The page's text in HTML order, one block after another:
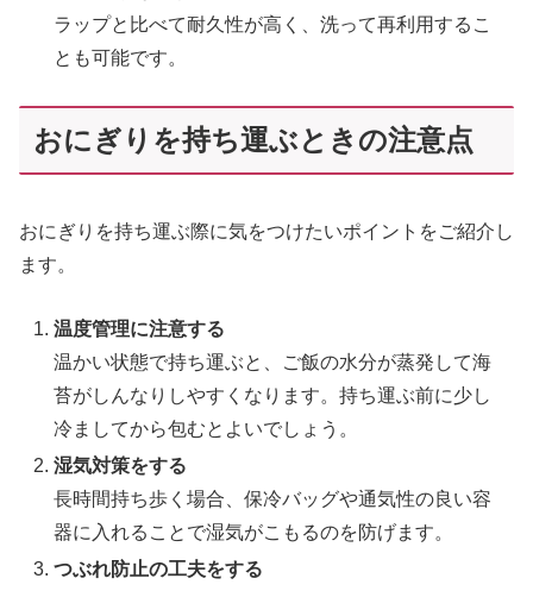
ラップと比べて耐久性が高く、洗って再利用するこ
とも可能です。
おにぎりを持ち運ぶときの注意点
おにぎりを持ち運ぶ際に気をつけたいポイントをご紹介し
ます。
温度管理に注意する
温かい状態で持ち運ぶと、ご飯の水分が蒸発して海
苔がしんなりしやすくなります。持ち運ぶ前に少し
冷ましてから包むとよいでしょう。
湿気対策をする
長時間持ち歩く場合、保冷バッグや通気性の良い容
器に入れることで湿気がこもるのを防げます。
つぶれ防止の工夫をする